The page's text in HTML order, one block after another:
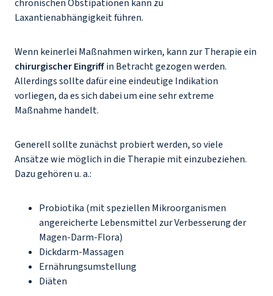
chronischen Obstipationen kann zu
Laxantienabhängigkeit führen.
Wenn keinerlei Maßnahmen wirken, kann zur Therapie ein
chirurgischer Eingriffin Betracht gezogen werden.
Allerdings sollte dafür eine eindeutige Indikation
vorliegen, da es sich dabei um eine sehr extreme
Maßnahme handelt.
Generell sollte zunächst probiert werden, so viele
Ansätze wie möglich in die Therapie mit einzubeziehen.
Dazu gehören u. a.:
Probiotika (mit speziellen Mikroorganismen
angereicherte Lebensmittel zur Verbesserung der
Magen-Darm-Flora)
Dickdarm-Massagen
Ernährungsumstellung
Diäten